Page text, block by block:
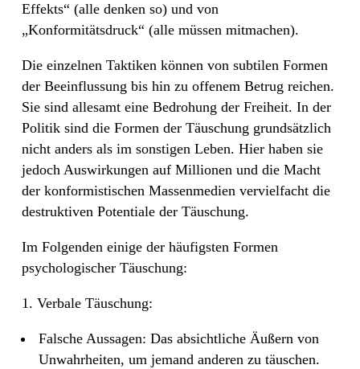
Effekts“ (alle denken so) und von
„Konformitätsdruck“ (alle müssen mitmachen).
Die einzelnen Taktiken können von subtilen Formen
der Beeinflussung bis hin zu offenem Betrug reichen.
Sie sind allesamt eine Bedrohung der Freiheit. In der
Politik sind die Formen der Täuschung grundsätzlich
nicht anders als im sonstigen Leben. Hier haben sie
jedoch Auswirkungen auf Millionen und die Macht
der konformistischen Massenmedien vervielfacht die
destruktiven Potentiale der Täuschung.
Im Folgenden einige der häufigsten Formen
psychologischer Täuschung:
1. Verbale Täuschung:
Falsche Aussagen: Das absichtliche Äußern von
Unwahrheiten, um jemand anderen zu täuschen.